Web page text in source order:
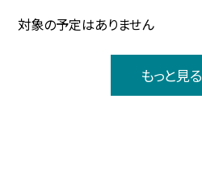
対象の予定はありません
もっと見る